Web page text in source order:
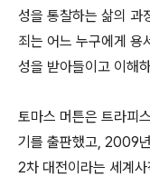
성을 통찰하는 삶의 과
죄는 어느 누구에게 용
성을 받아들이고 이해
토마스 머튼은 트라피
기를 출판했고, 2009
2차 대전이라는 세계